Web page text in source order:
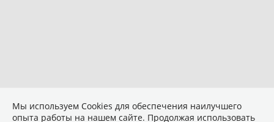
Мы используем Сookies для обеспечения наилучшего
опыта работы на нашем сайте. Продолжая использовать